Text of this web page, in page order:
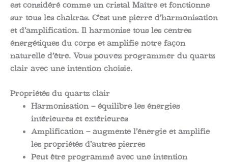
est considéré comme un cristal Maître et fonctionne
sur tous les chakras. C’est une pierre d’harmonisation
et d’amplification. Il harmonise tous les centres
énergétiques du corps et amplifie notre façon
naturelle d’être. Vous pouvez programmer du quartz
clair avec une intention choisie.
Propriétés du quartz clair
Harmonisation – équilibre les énergies
intérieures et extérieures
Amplification – augmente l’énergie et amplifie
les propriétés d’autres pierres
Peut être programmé avec une intention